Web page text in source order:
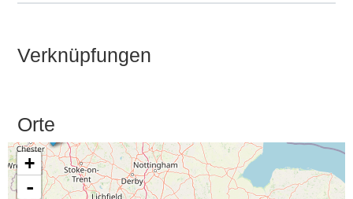
Verknüpfungen
Orte
+
-